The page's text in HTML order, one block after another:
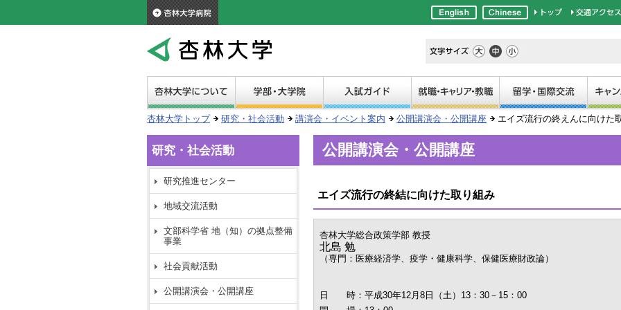
杏林大学トップ 研究・社会活動 講演会・イベント案内 公開講演会・公開講座 エイズ流行の終えんに向けた
公開講演会・公開講座
エイズ流行の終結に向けた取り組み
杏林大学総合政策学部 教授
北島 勉
（専門：医療経済学、疫学・健康科学、保健医療財政論）
日 時：平成30年12月8日（土）13：30－15：00
研究・社会活動
研究推進センター
地域交流活動
文部科学省 地（知）の拠点整備
事業
社会貢献活動
公開講演会・公開講座